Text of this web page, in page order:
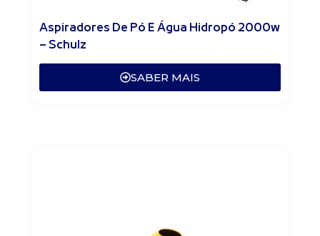
Aspiradores De Pó E Água Hidropó 2000w
– Schulz
SABER MAIS